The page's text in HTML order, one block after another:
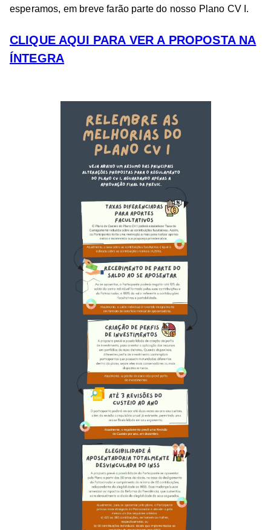
esperamos, em breve farão parte do nosso Plano CV I.
CLIQUE AQUI PARA VER A PROPOSTA NA
ÍNTEGRA